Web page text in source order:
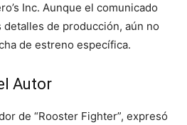
Inc. Aunque el comunicado
de producción, aún no
de estreno específica.
Autor
de “Rooster Fighter”, expresó